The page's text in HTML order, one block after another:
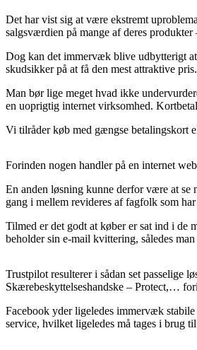
Det har vist sig at være ekstremt
salgsværdien på mange af deres
Dog kan det immervæk blive udbytterigt
skudsikker på at få den mest attraktive pris.
Man bør lige meget hvad ikke
en uoprigtig internet virksomhed.
Vi tilråder køb med gængse betalingskort
Forinden nogen handler på en internet
En anden løsning kunne derfor være at
gang i mellem revideres af fagfolk som
Tilmed er det godt at køber er sat ind i de
beholder sin e-mail kvittering, således
Trustpilot resulterer i sådan set passelige
Skærebeskyttelseshandske – Protect,…
Facebook yder ligeledes immervæk
service, hvilket ligeledes må tages i brug